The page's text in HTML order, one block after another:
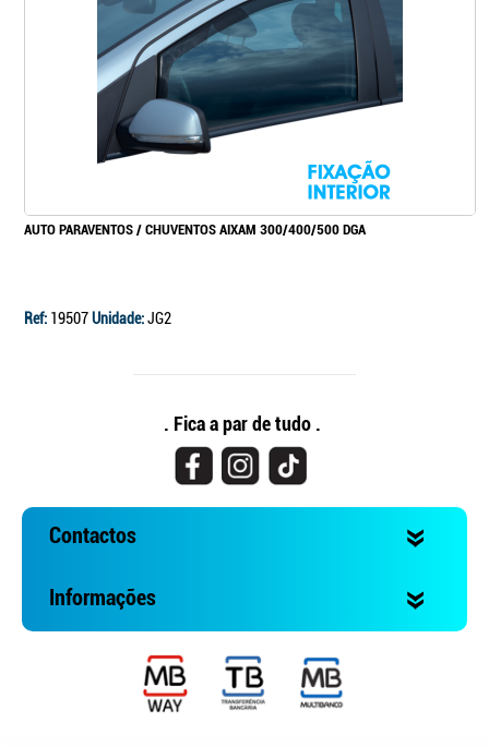
AUTO PARAVENTOS / CHUVENTOS AIXAM 300/400/500 DGA
Ref: 19507Unidade:JG2
. Fica a par de tudo .
Contactos
Informações